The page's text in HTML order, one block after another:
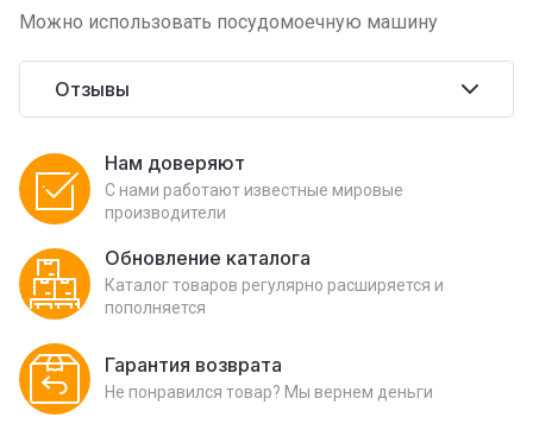
Можно использовать посудомоечную машину
Отзывы
Нам доверяют
С нами работают известные мировые
производители
Обновление каталога
Каталог товаров регулярно расширяется и
пополняется
Гарантия возврата
Не понравился товар? Мы вернем деньги